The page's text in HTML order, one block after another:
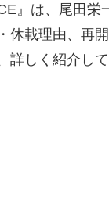
』は、尾田
休載理由、再
詳しく紹介し